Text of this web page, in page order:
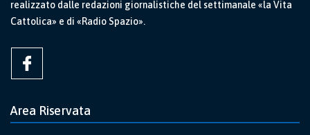
realizzato dalle redazioni giornalistiche del settimanale «la Vita
Cattolica» e di «Radio Spazio».
Area Riservata